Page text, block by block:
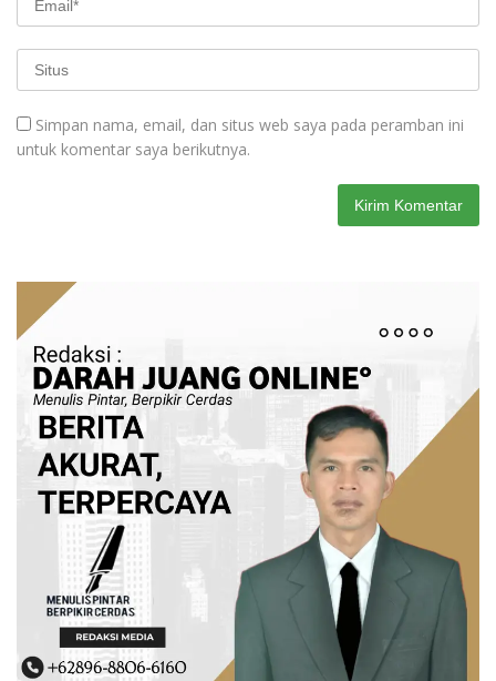
Simpan nama, email, dan situs web saya pada peramban ini
untuk komentar saya berikutnya.